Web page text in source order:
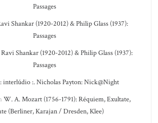
Passages
Shankar (1920-2012) & Philip Glass (1937):
Passages
Ravi Shankar (1920-2012) & Philip Glass (1937):
Passages
interlúdio :. Nicholas Payton: Nick@Night
W. A. Mozart (1756-1791): Réquiem, Exultate,
(Berliner, Karajan / Dresden, Klee)